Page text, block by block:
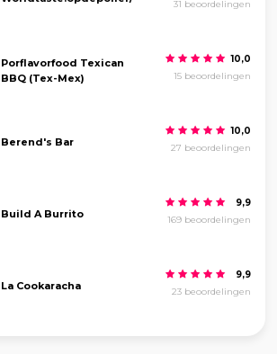
31 beoordelingen
Porflavorfood Texican
BBQ (Tex-Mex)
10,0
15 beoordelingen
Berend's Bar
10,0
27 beoordelingen
Build A Burrito
9,9
169 beoordelingen
La Cookaracha
9,9
23 beoordelingen